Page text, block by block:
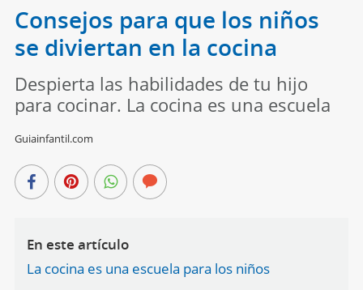
Consejos para que los niños
se diviertan en la cocina
Despierta las habilidades de tu hijo
para cocinar. La cocina es una escuela
Guiainfantil.com
En este artículo
La cocina es una escuela para los niños